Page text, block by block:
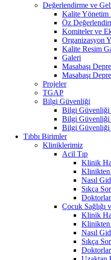
Değerlendirme ve
Kalite Yönetim
Öz
Komiteler ve
Organizasyon
Kalite Resim
Galeri
Masabaşı
Masabaşı
Projeler
TGAP
Bilgi Güvenliği
Bilgi Güvenliği
Bilgi Güvenliği
Bilgi
Tıbbı Birimler
Kliniklerimiz
Acil Tıp
Klinik
Klinikten
Nasıl
Sıkça
Çocuk Sağlığı
Klinik
Klinikten
Nasıl
Sıkça